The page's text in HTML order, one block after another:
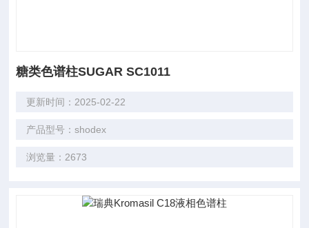
糖类色谱柱SUGAR SC1011
更新时间：2025-02-22
产品型号：shodex
浏览量：2673